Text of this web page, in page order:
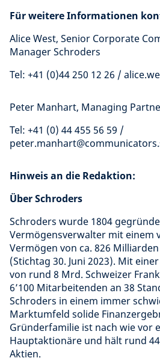
Für weitere Informationen
Alice West, Senior Corporate
Manager Schroders
Tel: +41 (0)44 250 12 26 /
Peter Manhart, Managing
Tel: +41 (0) 44 455 56 59 /
Hinweis an die Redaktion:
Über Schroders
Schroders wurde 1804
Vermögensverwalter mit einem
Vermögen von ca. 826
(Stichtag 30. Juni 2023). Mit
von rund 8 Mrd. Schweizer
6’100 Mitarbeitenden an 38
Schroders in einem immer
Marktumfeld solide
Gründerfamilie ist nach wie vor
Hauptaktionäre und hält rund
Aktien.